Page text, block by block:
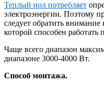
Теплый пол потребляет
электроэнергии. Поэтому
следует обратить
которой способен работать
Чаще всего диапазон
диапазоне 3000-4000 Вт.
Способ монтажа.